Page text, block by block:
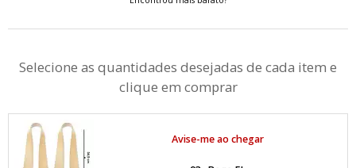
Selecione as quantidades desejadas de cada item e
clique em comprar
Avise-me ao chegar